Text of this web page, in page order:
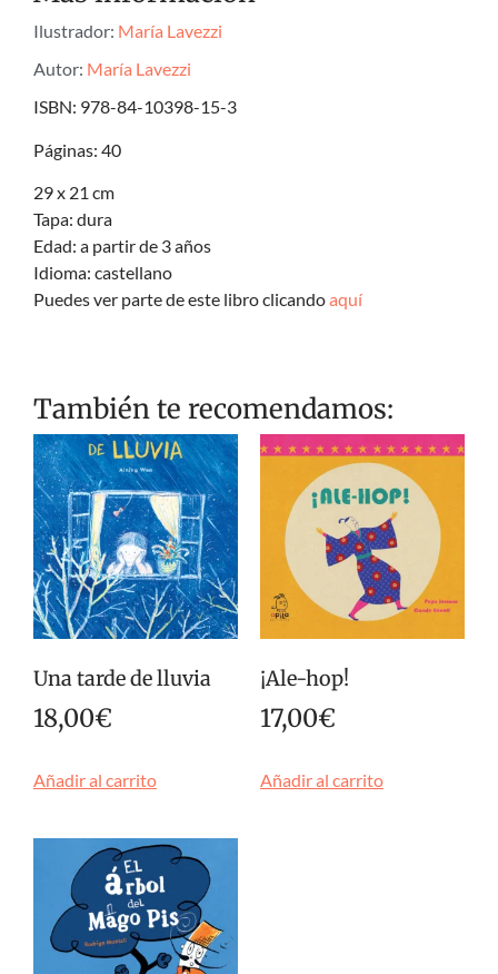
Ilustrador: María Lavezzi
Autor: María Lavezzi
ISBN: 978-84-10398-15-3
Páginas: 40
29 x 21 cm
Tapa: dura
Edad: a partir de 3 años
Idioma: castellano
Puedes ver parte de este libro clicandoaquí
También te recomendamos:
Una tarde de lluvia
18,00€
Añadir al carrito
¡Ale-hop!
17,00€
Añadir al carrito